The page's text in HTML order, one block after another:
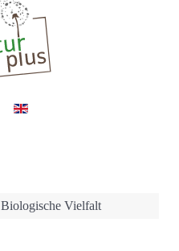
Biologische Vielfalt